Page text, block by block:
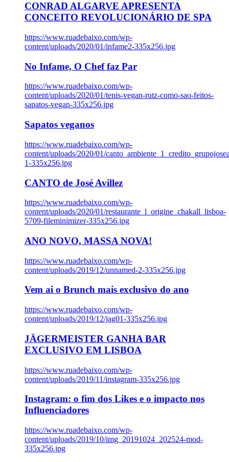
CONRAD ALGARVE APRESENTA
CONCEITO REVOLUCIONÁRIO DE SPA
https://www.ruadebaixo.com/wp-
content/uploads/2020/01/infame2-335x256.jpg
No Infame, O Chef faz Par
https://www.ruadebaixo.com/wp-
content/uploads/2020/01/tenis-vegan-rutz-como-sao-feitos-
sapatos-vegan-335x256.jpg
Sapatos veganos
https://www.ruadebaixo.com/wp-
content/uploads/2020/01/
1-335x256.jpg
CANTO de José Avillez
https://www.ruadebaixo.com/wp-
content/uploads/2020/01/restaurante_l_origine_chakall_lisboa-
5709-fileminimizer-335x256.jpg
ANO NOVO, MASSA NOVA!
https://www.ruadebaixo.com/wp-
content/uploads/2019/12/unnamed-2-335x256.jpg
Vem ai o Brunch mais exclusivo do ano
https://www.ruadebaixo.com/wp-
content/uploads/2019/12/jag01-335x256.jpg
JÄGERMEISTER GANHA BAR
EXCLUSIVO EM LISBOA
https://www.ruadebaixo.com/wp-
content/uploads/2019/11/instagram-335x256.jpg
Instagram: o fim dos Likes e o impacto nos
Influenciadores
https://www.ruadebaixo.com/wp-
content/uploads/2019/10/img_20191024_202524-mod-
335x256.jpg